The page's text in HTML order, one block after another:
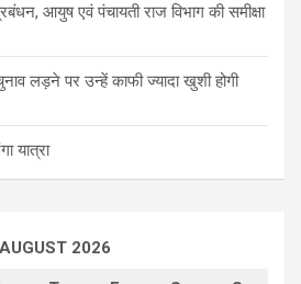
आयुष एवं पंचायती राज विभाग की समीक्षा
लड़ने पर उन्हें काफी ज्यादा खुशी होगी
यात्रा
AUGUST 2026